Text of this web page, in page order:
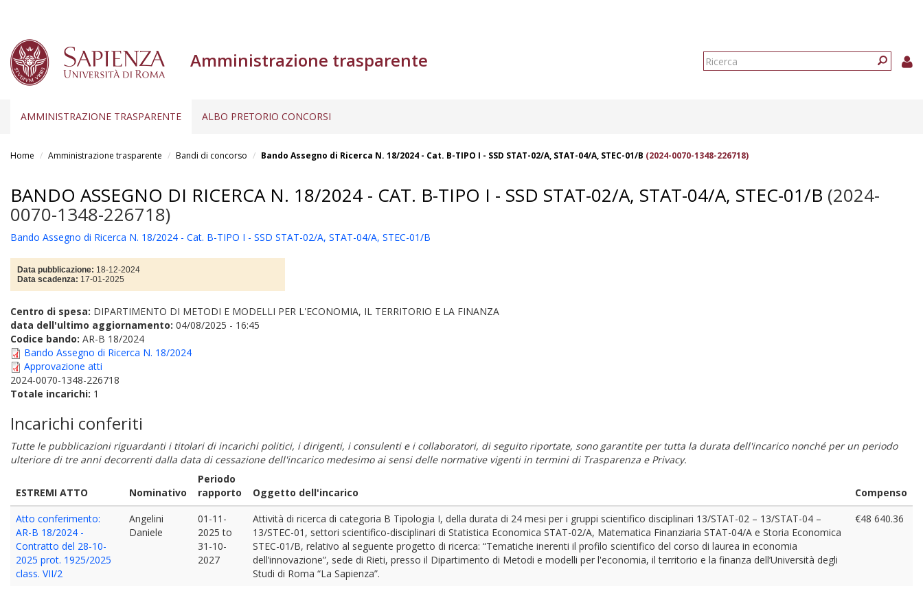
Amministrazione trasparente
Form
AMMINISTRAZIONE TRASPARENTE ALBO PRETORIO CONCORSI
Home Amministrazione trasparente Bandi di concorso Bando Assegno di Ricerca N. 18/2024 - Cat. B-TIPO I - SSD STAT-02/A, STAT-04/A, STEC-01/B (2024-0070-1348-226718)
BANDO ASSEGNO DI RICERCA N. 18/2024 - CAT. B-TIPO I - SSD STAT-02/A, STAT-04/A, STEC-01/B (2024-
0070-1348-226718)
Bando Assegno di Ricerca N. 18/2024 - Cat. B-TIPO I - SSD STAT-02/A, STAT-04/A, STEC-01/B
Data pubblicazione: 18-12-2024
Data scadenza: 17-01-2025
Centro di spesa: DIPARTIMENTO DI METODI E MODELLI PER L'ECONOMIA, IL TERRITORIO E LA FINANZA
data dell'ultimo aggiornamento: 04/08/2025 - 16:45
Codice bando: AR-B 18/2024
Bando Assegno di Ricerca N. 18/2024
Approvazione atti
2024-0070-1348-226718
Totale incarichi: 1
Incarichi conferiti
Tutte le pubblicazioni riguardanti i titolari di incarichi politici, i dirigenti, i consulenti e i collaboratori, di seguito riportate, sono garantite per tutta la durata dell'incarico nonché per un periodo
ulteriore di tre anni decorrenti dalla data di cessazione dell'incarico medesimo ai sensi delle normative vigenti in termini di Trasparenza e Privacy.
ESTREMI ATTO Nominativo
Periodo
rapporto
Oggetto dell'incarico
Compenso
Atto conferimento:
AR-B 18/2024 -
Contratto del 28-10-
2025 prot. 1925/2025
class. VII/2
Angelini
Daniele
01-11-
2025 to
31-10-
2027
Attività di ricerca di categoria B Tipologia I, della durata di 24 mesi per i gruppi scientifico disciplinari 13/STAT-02 – 13/STAT-04 –
13/STEC-01, settori scientifico-disciplinari di Statistica Economica STAT-02/A, Matematica Finanziaria STAT-04/A e Storia Economica
STEC-01/B, relativo al seguente progetto di ricerca: “Tematiche inerenti il profilo scientifico del corso di laurea in economia
dell’innovazione”, sede di Rieti, presso il Dipartimento di Metodi e modelli per l'economia, il territorio e la finanza dell’Università degli
Studi di Roma “La Sapienza”.
€48 640.36